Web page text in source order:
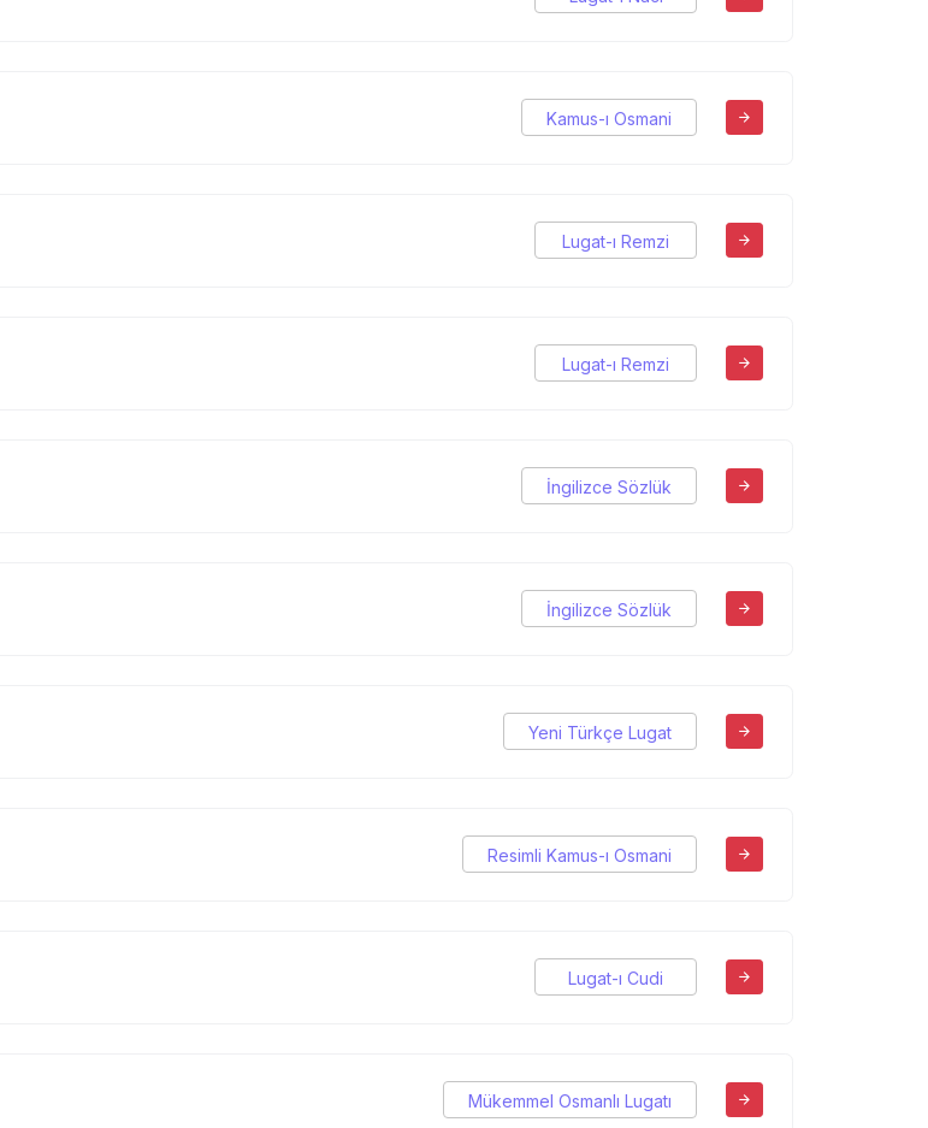
Kamus-ı Osmani
Lugat-ı Remzi
Lugat-ı Remzi
İngilizce Sözlük
İngilizce Sözlük
Yeni Türkçe Lugat
Resimli Kamus-ı Osmani
Lugat-ı Cudi
Mükemmel Osmanlı Lugatı